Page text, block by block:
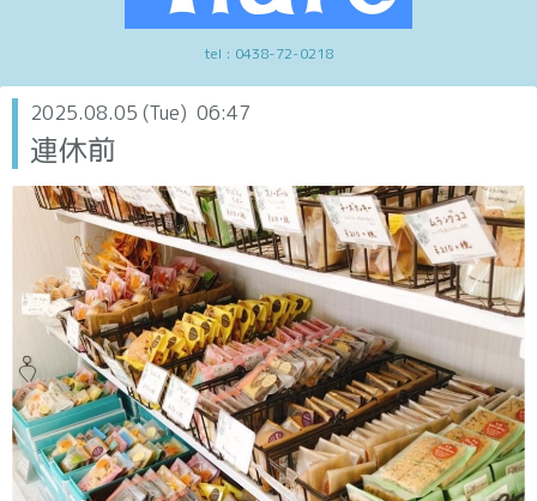
tel : 0438-72-0218
2025.08.05 (Tue) 06:47
連休前